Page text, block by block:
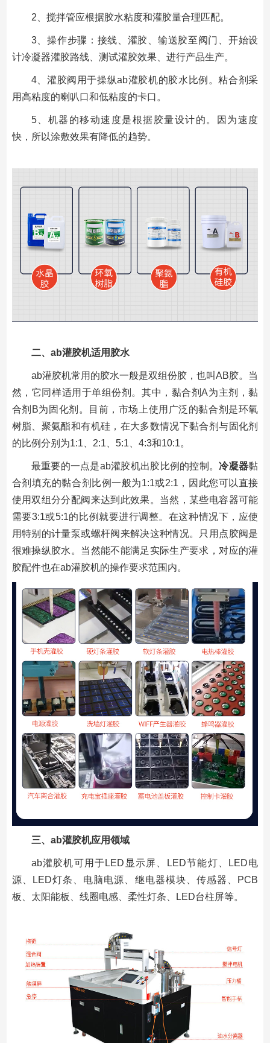
2、搅拌管应根据胶水粘度和灌胶量合理匹配。
3、操作步骤：接线、灌胶、输送胶至阀门、开始设
计冷凝器灌胶路线、测试灌胶效果、进行产品生产。
4、灌胶阀用于操纵ab灌胶机的胶水比例。粘合剂采
用高粘度的喇叭口和低粘度的卡口。
5、机器的移动速度是根据胶量设计的。因为速度
快，所以涂敷效果有降低的趋势。
二、ab灌胶机适用胶水
ab灌胶机常用的胶水一般是双组份胶，也叫AB胶。当
然，它同样适用于单组份剂。其中，黏合剂A为主剂，黏
合剂B为固化剂。目前，市场上使用广泛的黏合剂是环氧
树脂、聚氨酯和有机硅，在大多数情况下黏合剂与固化剂
的比例分别为1:1、2:1、5:1、4:3和10:1。
最重要的一点是ab灌胶机出胶比例的控制。冷凝器黏
合剂填充的黏合剂比例一般为1:1或2:1，因此您可以直接
使用双组分分配阀来达到此效果。当然，某些电容器可能
需要3:1或5:1的比例就要进行调整。在这种情况下，应使
用特别的计量泵或螺杆阀来解决这种情况。只用点胶阀是
很难操纵胶水。当然能不能满足实际生产要求，对应的灌
胶配件也在ab灌胶机的操作要求范围内。
三、ab灌胶机应用领域
ab灌胶机可用于LED显示屏、LED节能灯、LED电
源、LED灯条、电脑电源、继电器模块、传感器、PCB
板、太阳能板、线圈电感、柔性灯条、LED台柱屏等。